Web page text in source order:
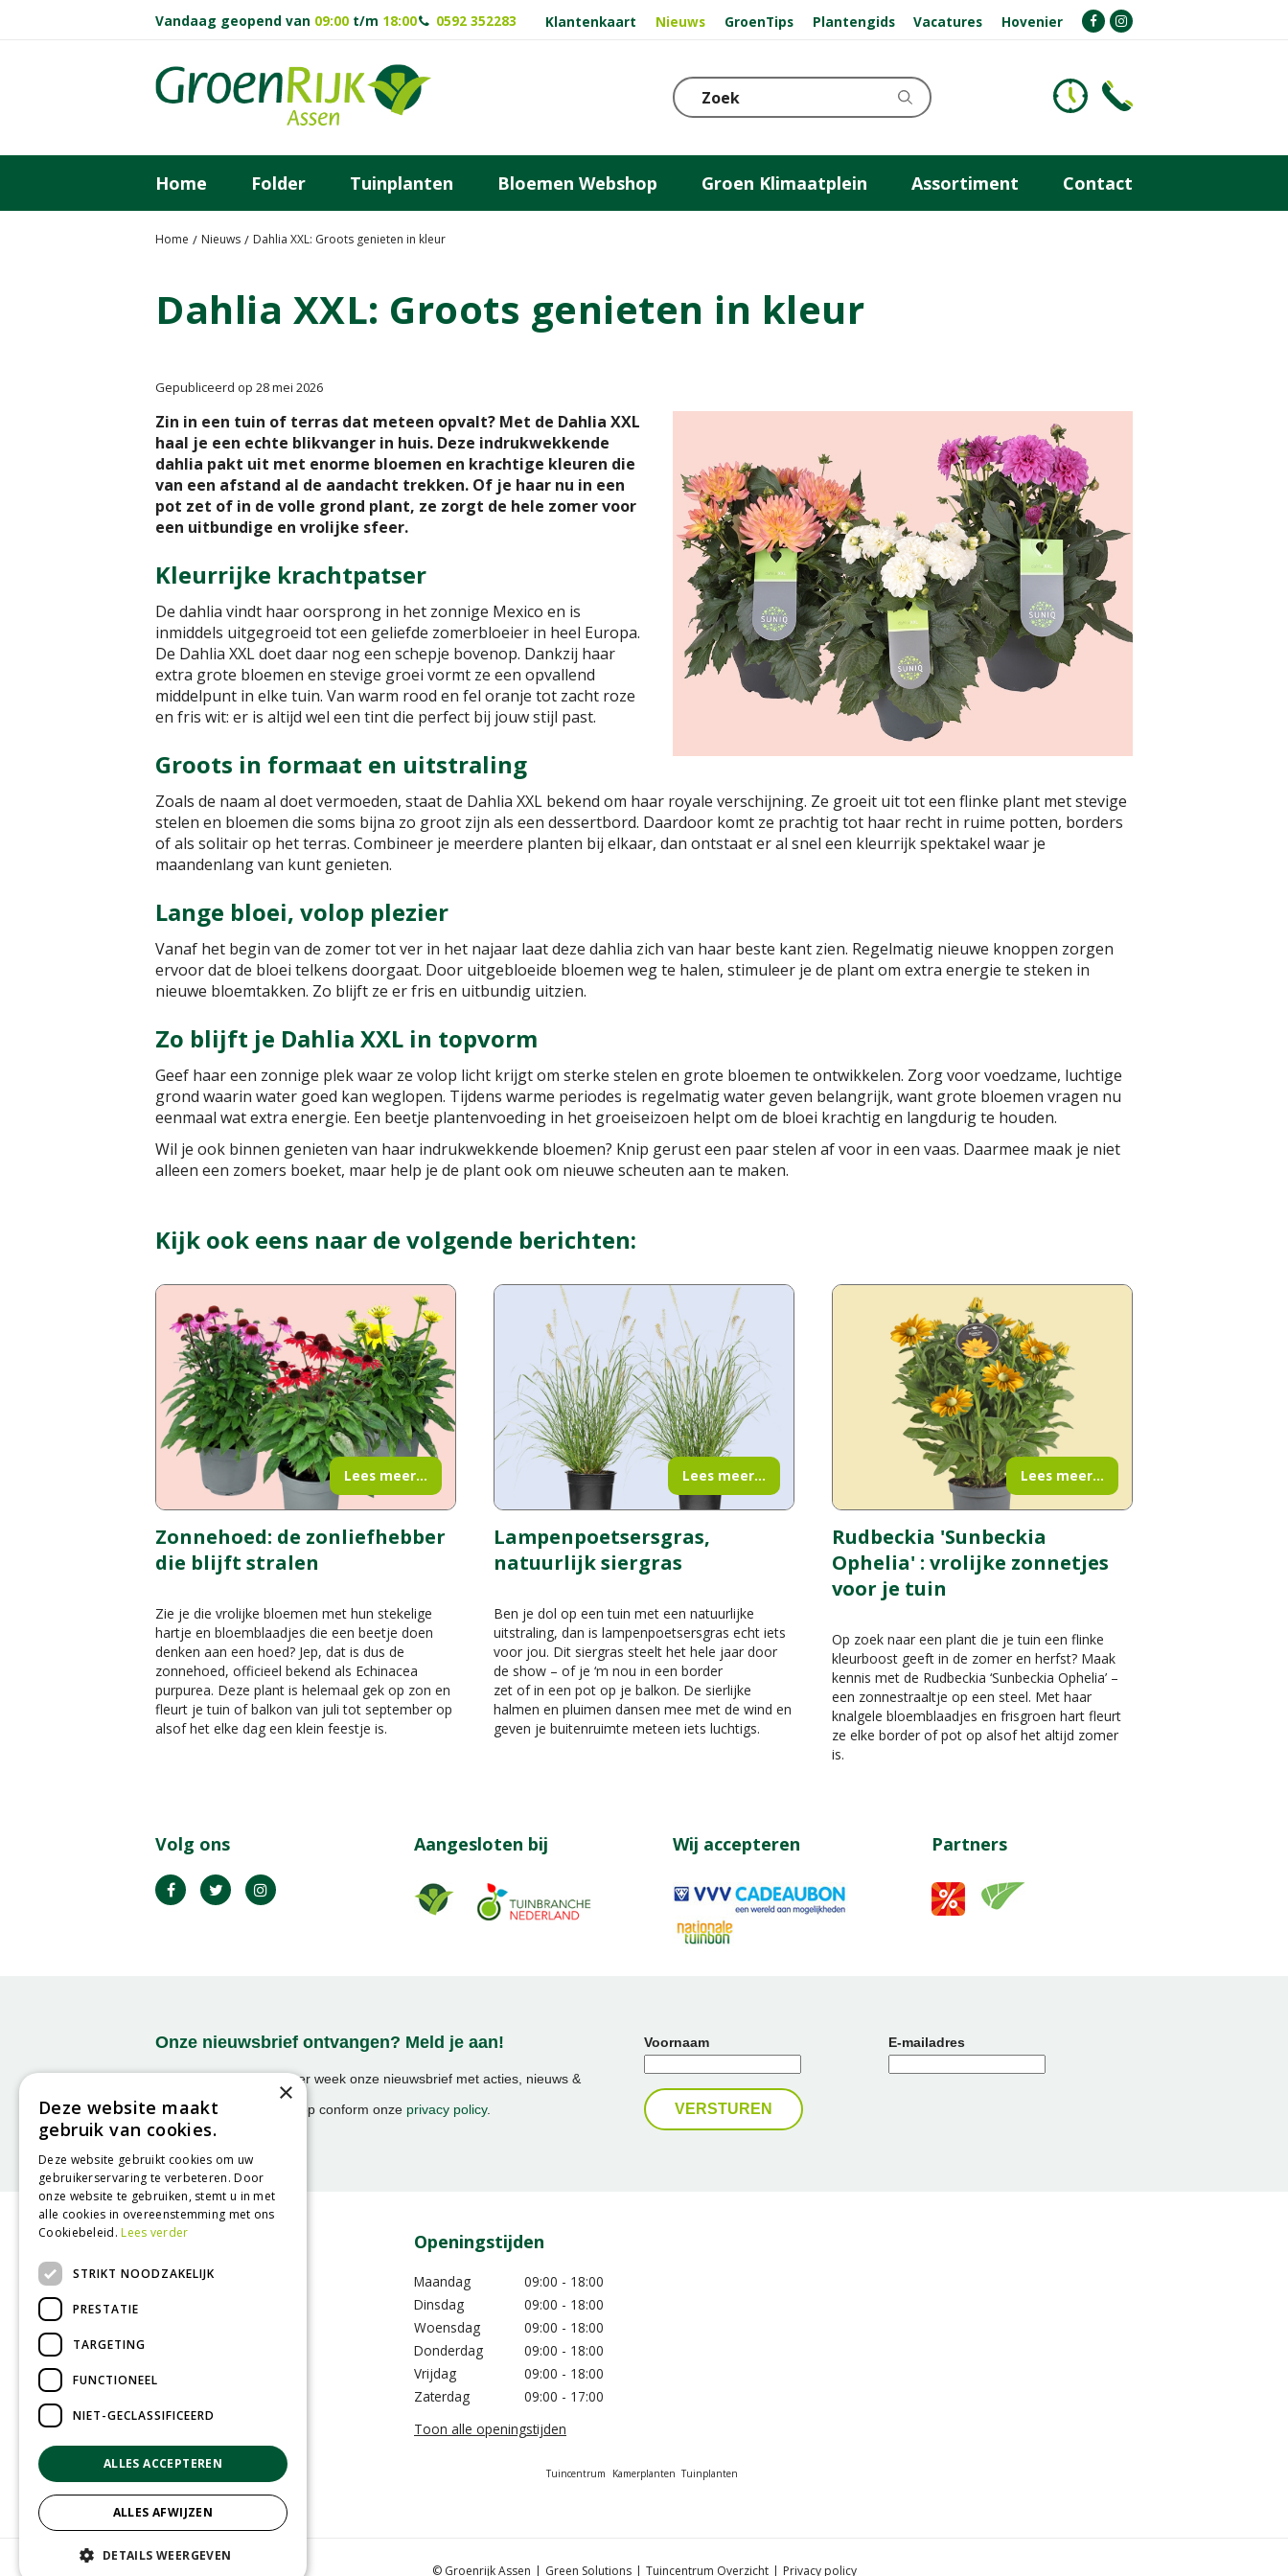
Home Nieuws Dahlia XXL: Groots genieten in kleur
Vandaag geopend van 09:00 t/m 18:00 0592 352283 Klantenkaart Nieuws GroenTips Plantengids Vacatures Hovenier
Home Folder Tuinplanten Bloemen Webshop Groen Klimaatplein Assortiment Contact
Dahlia XXL: Groots genieten in kleur
Gepubliceerd op 28 mei 2026
Zin in een tuin of terras dat meteen opvalt? Met de Dahlia XXL
haal je een echte blikvanger in huis. Deze indrukwekkende
dahlia pakt uit met enorme bloemen en krachtige kleuren die
van een afstand al de aandacht trekken. Of je haar nu in een
pot zet of in de volle grond plant, ze zorgt de hele zomer voor
een uitbundige en vrolijke sfeer.
Kleurrijke krachtpatser
De dahlia vindt haar oorsprong in het zonnige Mexico en is
inmiddels uitgegroeid tot een geliefde zomerbloeier in heel Europa.
De Dahlia XXL doet daar nog een schepje bovenop. Dankzij haar
extra grote bloemen en stevige groei vormt ze een opvallend
middelpunt in elke tuin. Van warm rood en fel oranje tot zacht roze
en fris wit: er is altijd wel een tint die perfect bij jouw stijl past.
Groots in formaat en uitstraling
Zoals de naam al doet vermoeden, staat de Dahlia XXL bekend om haar royale verschijning. Ze groeit uit tot een flinke plant met stevige
stelen en bloemen die soms bijna zo groot zijn als een dessertbord. Daardoor komt ze prachtig tot haar recht in ruime potten, borders
of als solitair op het terras. Combineer je meerdere planten bij elkaar, dan ontstaat er al snel een kleurrijk spektakel waar je
maandenlang van kunt genieten.
Lange bloei, volop plezier
Vanaf het begin van de zomer tot ver in het najaar laat deze dahlia zich van haar beste kant zien. Regelmatig nieuwe knoppen zorgen
ervoor dat de bloei telkens doorgaat. Door uitgebloeide bloemen weg te halen, stimuleer je de plant om extra energie te steken in
nieuwe bloemtakken. Zo blijft ze er fris en uitbundig uitzien.
Zo blijft je Dahlia XXL in topvorm
Geef haar een zonnige plek waar ze volop licht krijgt om sterke stelen en grote bloemen te ontwikkelen. Zorg voor voedzame, luchtige
grond waarin water goed kan weglopen. Tijdens warme periodes is regelmatig water geven belangrijk, want grote bloemen vragen nu
eenmaal wat extra energie. Een beetje plantenvoeding in het groeiseizoen helpt om de bloei krachtig en langdurig te houden.
Wil je ook binnen genieten van haar indrukwekkende bloemen? Knip gerust een paar stelen af voor in een vaas. Daarmee maak je niet
alleen een zomers boeket, maar help je de plant ook om nieuwe scheuten aan te maken.
Kijk ook eens naar de volgende berichten:
Zonnehoed: de zonliefhebber
die blijft stralen
Zie je die vrolijke bloemen met hun stekelige
hartje en bloemblaadjes die een beetje doen
denken aan een hoed? Jep, dat is dus de
zonnehoed, officieel bekend als Echinacea
purpurea. Deze plant is helemaal gek op zon en
fleurt je tuin of balkon van juli tot september op
alsof het elke dag een klein feestje is.
Lees meer...
Lampenpoetsersgras,
natuurlijk siergras
Ben je dol op een tuin met een natuurlijke
uitstraling, dan is lampenpoetsersgras echt iets
voor jou. Dit siergras steelt het hele jaar door
de show – of je ‘m nou in een border
zet of in een pot op je balkon. De sierlijke
halmen en pluimen dansen mee met de wind en
geven je buitenruimte meteen iets luchtigs.
Lees meer...
Rudbeckia 'Sunbeckia
Ophelia' : vrolijke zonnetjes
voor je tuin
Op zoek naar een plant die je tuin een flinke
kleurboost geeft in de zomer en herfst? Maak
kennis met de Rudbeckia ‘Sunbeckia Ophelia’ –
een zonnestraaltje op een steel. Met haar
knalgele bloemblaadjes en frisgroen hart fleurt
ze elke border of pot op alsof het altijd zomer
is.
Lees meer...
Volg ons Aangesloten bij Wij accepteren Partners
Onze nieuwsbrief ontvangen? Meld je aan!
Ontvang ongeveer 1x per week onze nieuwsbrief met acties, nieuws &
We slaan uw gegevens op conform onze privacy policy.
Voornaam E-mailadres
Contact
GroenRijk Assen
Openingstijden
Maandag
09:00 - 18:00
Dinsdag
09:00 - 18:00
Woensdag
09:00 - 18:00
Donderdag
09:00 - 18:00
Vrijdag
09:00 - 18:00
Zaterdag
09:00 - 17:00
Toon alle openingstijden
Tuincentrum Kamerplanten Tuinplanten
© Groenrijk Assen Green Solutions Tuincentrum Overzicht Privacy policy
×
Deze website maakt
gebruik van cookies.
Deze website gebruikt cookies om uw
gebruikerservaring te verbeteren. Door
onze website te gebruiken, stemt u in met
alle cookies in overeenstemming met ons
Cookiebeleid.Lees verder
STRIKT NOODZAKELIJK
PRESTATIE
TARGETING
FUNCTIONEEL
NIET-GECLASSIFICEERD
ALLES ACCEPTEREN
ALLES AFWIJZEN
DETAILS WEERGEVEN